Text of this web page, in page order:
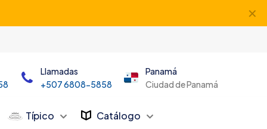
✕
Llamadas
+507 6808-5858
Panamá
Ciudad de Panamá
Típico Catálogo